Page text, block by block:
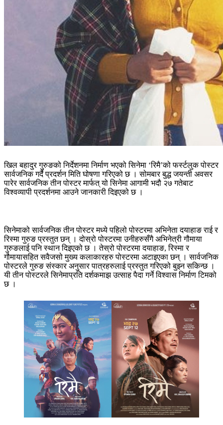
खिल बहादुर गुरुङको निर्देशनमा निर्माण भएको सिनेमा ‘रिमै’को फर्स्टलुक पोस्टर
सार्वजनिक गर्दै प्रदर्शन मिति घोषणा गरिएको छ । सोमबार बुद्ध जयन्ती अवसर
पारेर सार्वजनिक तीन पोस्टर मार्फत् यो सिनेमा आगामी भदौ २७ गतेबाट
विश्वव्यापी प्रदर्शनमा आउने जानकारी दिइएको छ ।
सिनेमाको सार्वजनिक तीन पोस्टर मध्ये पहिलो पोस्टरमा अभिनेता दयाहाङ राई र
रिस्मा गुरुङ प्रस्तुत छन् । दोस्रो पोस्टरमा उनीहरुसँगै अभिनेत्री गौमाया
गुरुङलाई पनि स्थान दिइएको छ । तेस्रो पोस्टरमा दयाहाङ, रिस्मा र
गौमायासहित सवैजसो मुख्य कलाकारहरु पोस्टरमा अटाइएका छन् । सार्वजनिक
पोस्टरले गुरुङ संस्कार अनुसार पात्रहरुलाई प्रस्तुत गरिएको बुझ्न सकिन्छ ।
यी तीन पोस्टरले सिनेमाप्रति दर्शकमाझ उत्साह पैदा गर्ने विश्वास निर्माण टिमको
छ ।